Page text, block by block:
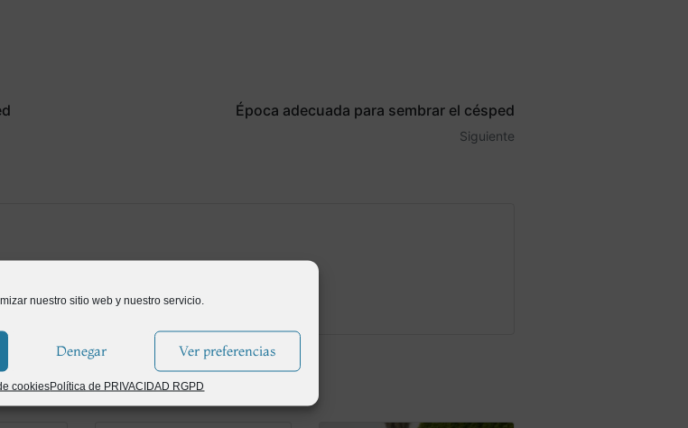
nuestro sitio web y nuestro servicio.
Denegar Ver preferencias
cookiesPolítica de PRIVACIDAD RGPD
Época adecuada para sembrar el césped
Siguiente